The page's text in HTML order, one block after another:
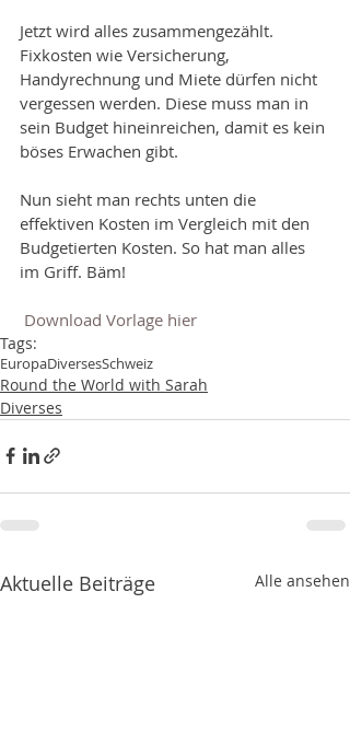
Jetzt wird alles zusammengezählt.
Fixkosten wie Versicherung,
Handyrechnung und Miete dürfen nicht
vergessen werden. Diese muss man in
sein Budget hineinreichen, damit es kein
böses Erwachen gibt.
Nun sieht man rechts unten die
effektiven Kosten im Vergleich mit den
Budgetierten Kosten. So hat man alles
im Griff. Bäm!
Download Vorlage hier
Tags:
EuropaDiversesSchweiz
Round the World with Sarah
Diverses
Aktuelle Beiträge Alle ansehen